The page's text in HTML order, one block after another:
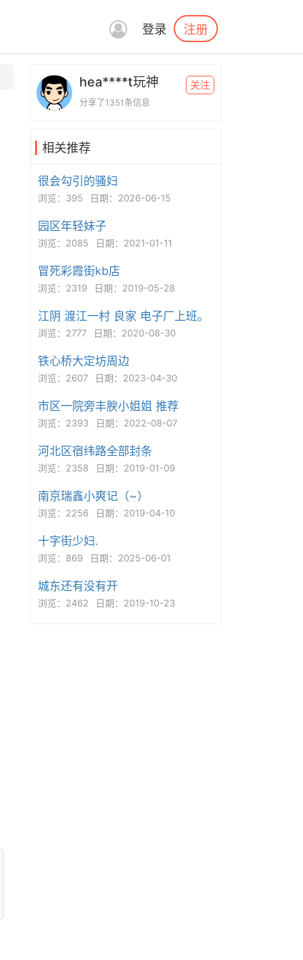
登录 注册
hea****t玩神
分享了1351条信息
关注
相关推荐
很会勾引的骚妇
浏览：395 日期：2026-06-15
园区年轻妹子
浏览：2085 日期：2021-01-11
冒死彩霞街kb店
浏览：2319 日期：2019-05-28
江阴 渡江一村 良家 电子厂上班。
浏览：2777 日期：2020-08-30
铁心桥大定坊周边
浏览：2607 日期：2023-04-30
市区一院旁丰腴小姐姐 推荐
浏览：2393 日期：2022-08-07
河北区宿纬路全部封条
浏览：2358 日期：2019-01-09
南京瑞鑫小爽记（~）
浏览：2256 日期：2019-04-10
十字街少妇.
浏览：869 日期：2025-06-01
城东还有没有开
浏览：2462 日期：2019-10-23